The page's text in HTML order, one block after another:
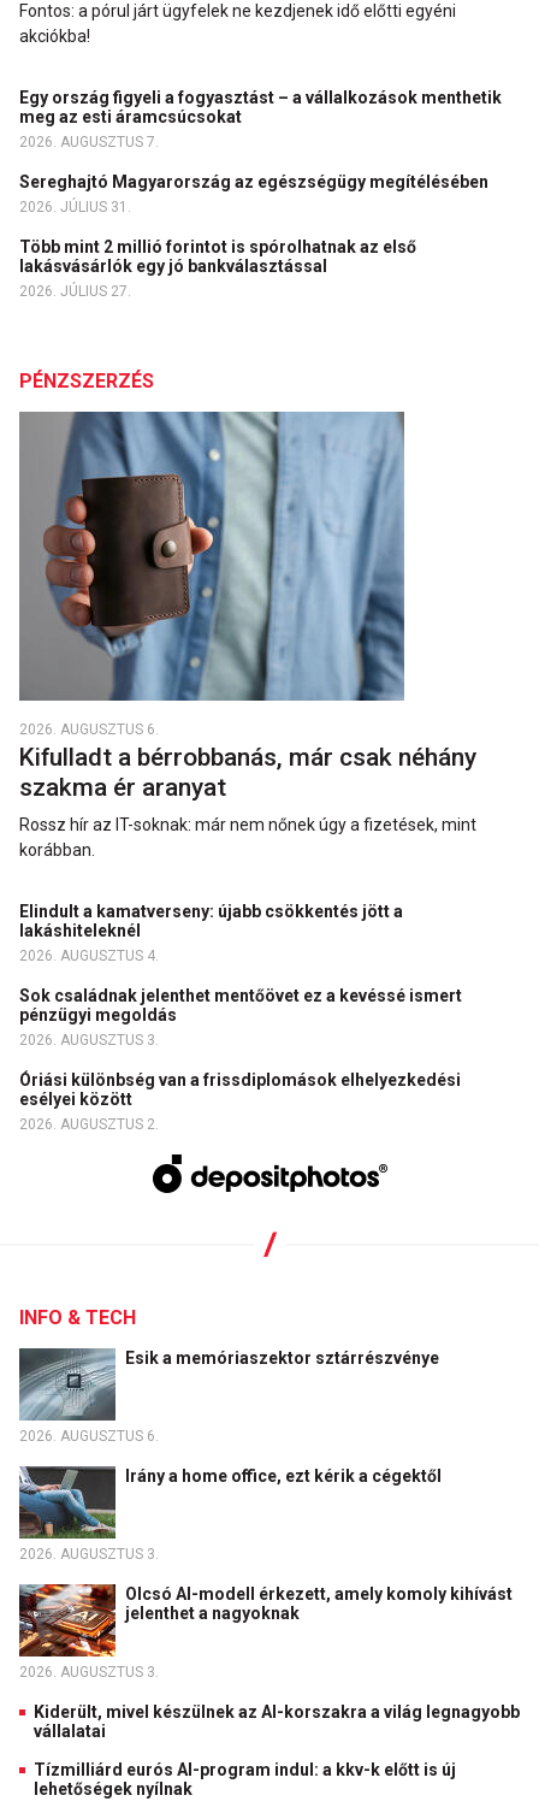
Fontos: a pórul járt ügyfelek ne kezdjenek idő előtti egyéni
akciókba!
Egy ország figyeli a fogyasztást – a vállalkozások menthetik
meg az esti áramcsúcsokat
2026. AUGUSZTUS 7.
Sereghajtó Magyarország az egészségügy megítélésében
2026. JÚLIUS 31.
Több mint 2 millió forintot is spórolhatnak az első
lakásvásárlók egy jó bankválasztással
2026. JÚLIUS 27.
PÉNZSZERZÉS
2026. AUGUSZTUS 6.
Kifulladt a bérrobbanás, már csak néhány
szakma ér aranyat
Rossz hír az IT-soknak: már nem nőnek úgy a fizetések, mint
korábban.
Elindult a kamatverseny: újabb csökkentés jött a
lakáshiteleknél
2026. AUGUSZTUS 4.
Sok családnak jelenthet mentőövet ez a kevéssé ismert
pénzügyi megoldás
2026. AUGUSZTUS 3.
Óriási különbség van a frissdiplomások elhelyezkedési
esélyei között
2026. AUGUSZTUS 2.
INFO & TECH
Esik a memóriaszektor sztárrészvénye
2026. AUGUSZTUS 6.
Irány a home office, ezt kérik a cégektől
2026. AUGUSZTUS 3.
Olcsó AI-modell érkezett, amely komoly kihívást
jelenthet a nagyoknak
2026. AUGUSZTUS 3.
Kiderült, mivel készülnek az AI-korszakra a világ legnagyobb
vállalatai
Tízmilliárd eurós AI-program indul: a kkv-k előtt is új
lehetőségek nyílnak